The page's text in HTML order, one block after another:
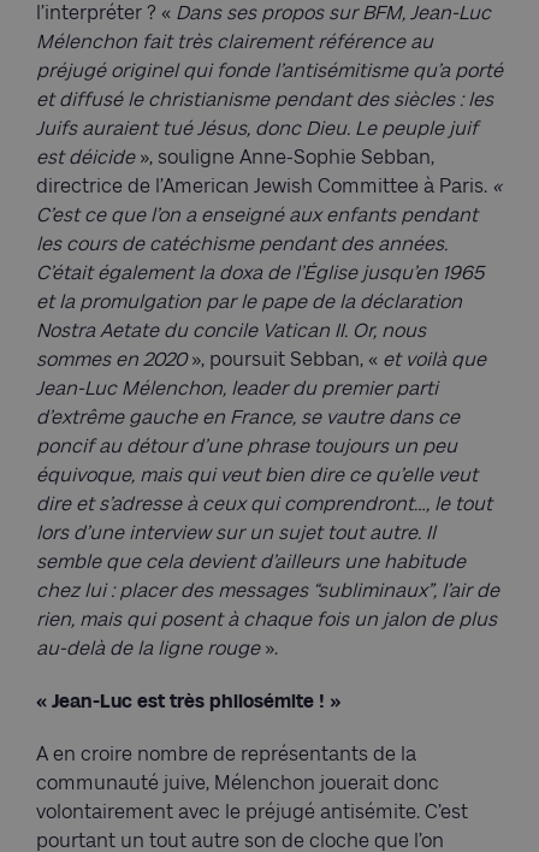
l’interpréter ? « Dans ses propos sur BFM, Jean-Luc
Mélenchon fait très clairement référence au
préjugé originel qui fonde l’antisémitisme qu’a porté
et diffusé le christianisme pendant des siècles : les
Juifs auraient tué Jésus, donc Dieu. Le peuple juif
est déicide», souligne Anne-Sophie Sebban,
directrice de l’American Jewish Committee à Paris. «
C’est ce que l’on a enseigné aux enfants pendant
les cours de catéchisme pendant des années.
C’était également la doxa de l’Église jusqu’en 1965
et la promulgation par le pape de la déclaration
Nostra Aetate du concile Vatican II. Or, nous
sommes en 2020», poursuit Sebban, « et voilà que
Jean-Luc Mélenchon, leader du premier parti
d’extrême gauche en France, se vautre dans ce
poncif au détour d’une phrase toujours un peu
équivoque, mais qui veut bien dire ce qu’elle veut
dire et s’adresse à ceux qui comprendront…, le tout
lors d’une interview sur un sujet tout autre. Il
semble que cela devient d’ailleurs une habitude
chez lui : placer des messages “subliminaux”, l’air de
rien, mais qui posent à chaque fois un jalon de plus
au-delà de la ligne rouge».
« Jean-Luc est très philosémite ! »
A en croire nombre de représentants de la
communauté juive, Mélenchon jouerait donc
volontairement avec le préjugé antisémite. C’est
pourtant un tout autre son de cloche que l’on